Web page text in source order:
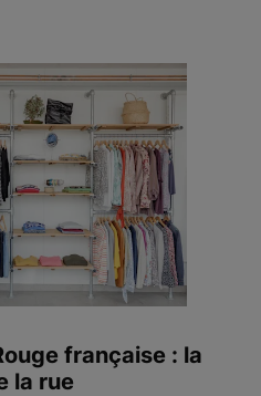
française : la
la rue